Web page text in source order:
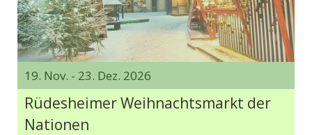
19. Nov. - 23. Dez. 2026
Rüdesheimer Weihnachtsmarkt der
Nationen